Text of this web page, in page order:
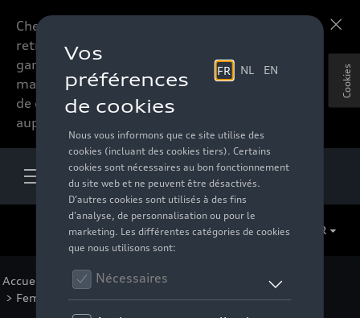
Chers accessoires-lovers,
retrouvez dorénavant toute la
gamme d’accessoires de votre
marque préférée sous forme
de catalogue à commander
auprès de votre distributeur.
FR
Accueil Pour vous >Active Collection
Vêtements
> Femmes
Cookies